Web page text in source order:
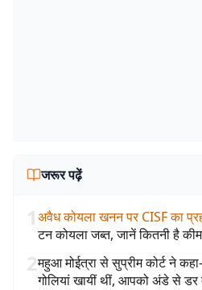
जरूर पढ़ें
1अवैध कोयला खनन पर CISF का
टन कोयला जब्त, जानें कितनी है
2महुआ मोईत्रा से सुप्रीम कोर्ट ने
गोलियां खायीं थीं, आपको अंडे से डर